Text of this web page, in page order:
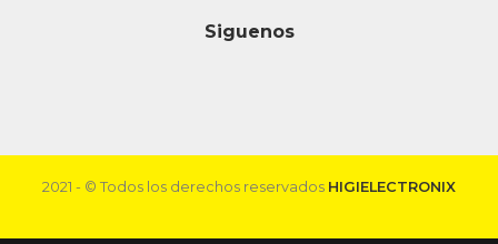
Siguenos
2021 - © Todos los derechos reservados HIGIELECTRONIX